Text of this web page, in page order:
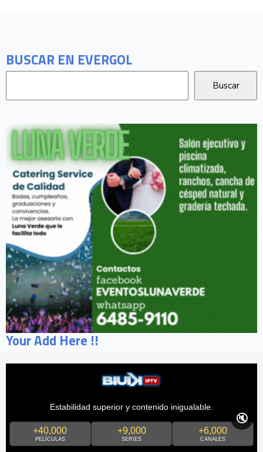
BUSCAR EN EVERGOL
Your Add Here !!
Estabilidad superior y contenido inigualable.
+40,000
PELÍCULAS
+9,000
SERIES
+6,000
CANALES
🔇